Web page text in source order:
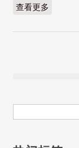
查看更多
搜索表单